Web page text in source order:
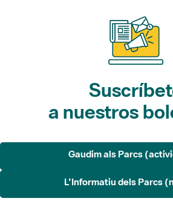
a nuestros
Gaudim als Parcs
L'Informatiu dels Parcs